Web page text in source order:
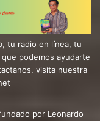
tu radio en línea, tu
podemos ayudarte
visita nuestra
por Leonardo